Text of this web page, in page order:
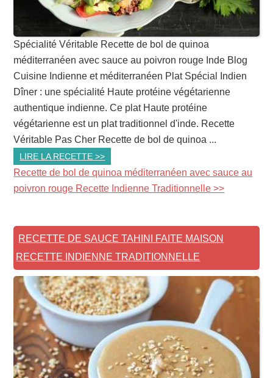
Spécialité Véritable Recette de bol de quinoa
méditerranéen avec sauce au poivron rouge Inde Blog
Cuisine Indienne et méditerranéen Plat Spécial Indien
Dîner : une spécialité Haute protéine végétarienne
authentique indienne. Ce plat Haute protéine
végétarienne est un plat traditionnel d'inde. Recette
Véritable Pas Cher Recette de bol de quinoa ...
LIRE LA RECETTE >>
Recette de bol de quinoa méditerranéen avec sauce au
poivron rouge Recette Indienne Traditionnelle >>
RECETTE DE SAUCE TAHINI FAITE MAISON
RECETTE INDIENNE TRADITIONNELLE